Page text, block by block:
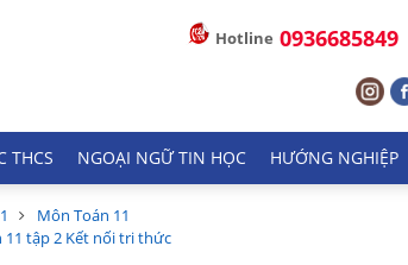
Hotline 0936685849
THCS NGOẠI NGỮ TIN HỌC HƯỚNG NGHIỆP
Môn Toán 11
11 tập 2 Kết nối tri thức